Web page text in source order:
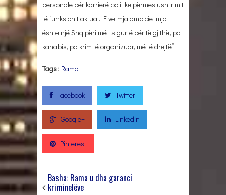
personale për karrierë politike përmes ushtrimit
të funksionit aktual. E vetmja ambicie imja
është një Shqipëri më i sigurtë për të gjithë, pa
kanabis, pa krim të organizuar, më të drejtë”.
Tags: Rama
Facebook Twitter
Google+ Linkedin
Pinterest
Basha: Rama u dha garanci
kriminelëve